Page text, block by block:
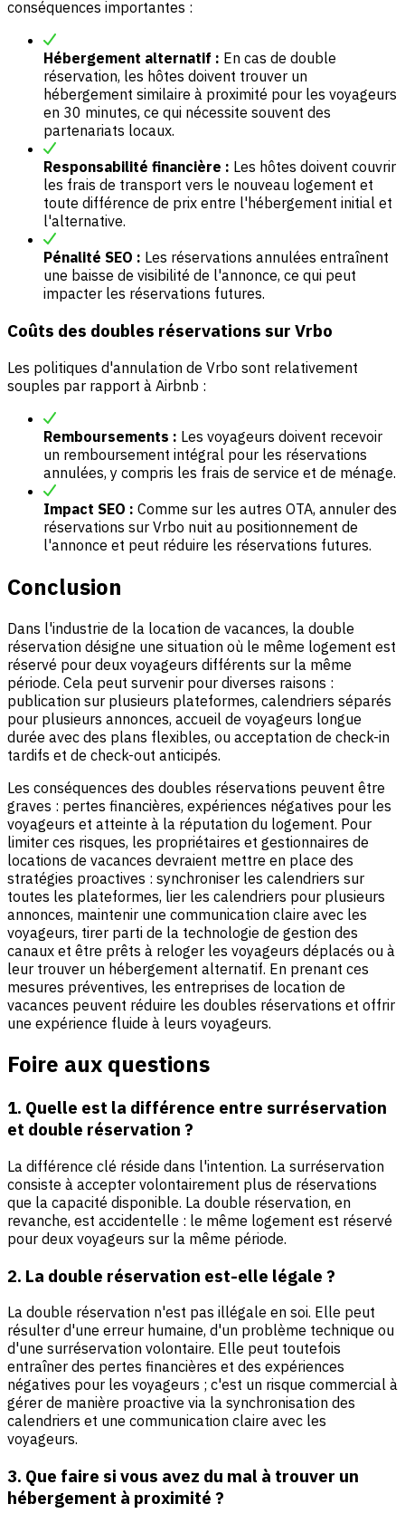
conséquences importantes :
Hébergement alternatif : En cas de double
réservation, les hôtes doivent trouver un
hébergement similaire à proximité pour les voyageurs
en 30 minutes, ce qui nécessite souvent des
partenariats locaux.
Responsabilité financière : Les hôtes doivent couvrir
les frais de transport vers le nouveau logement et
toute différence de prix entre l'hébergement initial et
l'alternative.
Pénalité SEO : Les réservations annulées entraînent
une baisse de visibilité de l'annonce, ce qui peut
impacter les réservations futures.
Coûts des doubles réservations sur Vrbo
Les politiques d'annulation de Vrbo sont relativement
souples par rapport à Airbnb :
Remboursements : Les voyageurs doivent recevoir
un remboursement intégral pour les réservations
annulées, y compris les frais de service et de ménage.
Impact SEO : Comme sur les autres OTA, annuler des
réservations sur Vrbo nuit au positionnement de
l'annonce et peut réduire les réservations futures.
Conclusion
Dans l'industrie de la location de vacances, la double
réservation désigne une situation où le même logement est
réservé pour deux voyageurs différents sur la même
période. Cela peut survenir pour diverses raisons :
publication sur plusieurs plateformes, calendriers séparés
pour plusieurs annonces, accueil de voyageurs longue
durée avec des plans flexibles, ou acceptation de check-in
tardifs et de check-out anticipés.
Les conséquences des doubles réservations peuvent être
graves : pertes financières, expériences négatives pour les
voyageurs et atteinte à la réputation du logement. Pour
limiter ces risques, les propriétaires et gestionnaires de
locations de vacances devraient mettre en place des
stratégies proactives : synchroniser les calendriers sur
toutes les plateformes, lier les calendriers pour plusieurs
annonces, maintenir une communication claire avec les
voyageurs, tirer parti de la technologie de gestion des
canaux et être prêts à reloger les voyageurs déplacés ou à
leur trouver un hébergement alternatif. En prenant ces
mesures préventives, les entreprises de location de
vacances peuvent réduire les doubles réservations et offrir
une expérience fluide à leurs voyageurs.
Foire aux questions
1. Quelle est la différence entre surréservation
et double réservation ?
La différence clé réside dans l'intention. La surréservation
consiste à accepter volontairement plus de réservations
que la capacité disponible. La double réservation, en
revanche, est accidentelle : le même logement est réservé
pour deux voyageurs sur la même période.
2. La double réservation est-elle légale ?
La double réservation n'est pas illégale en soi. Elle peut
résulter d'une erreur humaine, d'un problème technique ou
d'une surréservation volontaire. Elle peut toutefois
entraîner des pertes financières et des expériences
négatives pour les voyageurs ; c'est un risque commercial à
gérer de manière proactive via la synchronisation des
calendriers et une communication claire avec les
voyageurs.
3. Que faire si vous avez du mal à trouver un
hébergement à proximité ?